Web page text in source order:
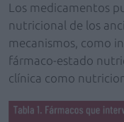
Los medicamentos
nutricional de los
mecanismos, como
fármaco-estado
clínica como